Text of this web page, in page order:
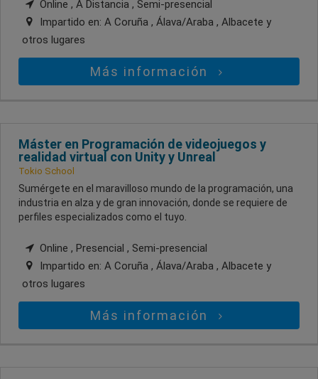
Online , A Distancia , Semi-presencial
Impartido en: A Coruña , Álava/Araba , Albacete y
otros lugares
Más información
Máster en Programación de videojuegos y
realidad virtual con Unity y Unreal
Tokio School
Sumérgete en el maravilloso mundo de la programación, una
industria en alza y de gran innovación, donde se requiere de
perfiles especializados como el tuyo.
Online , Presencial , Semi-presencial
Impartido en: A Coruña , Álava/Araba , Albacete y
otros lugares
Más información